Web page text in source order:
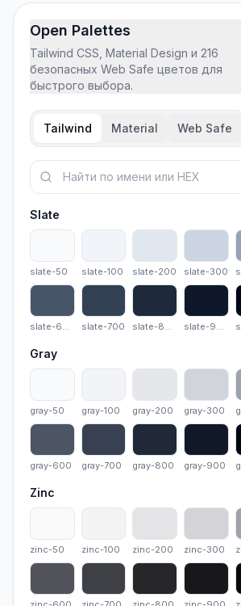
Open Palettes
Tailwind CSS, Material Design и 216
безопасных Web Safe цветов для
быстрого выбора.
Tailwind Material Web Safe
Поиск цвета в палитрах
Slate
slate-50
slate-50
slate-100
slate-100
slate-200
slate-200
slate-
slate-300
slate-600
slate-600
slate-700
slate-700
slate-800
slate-800 slate-900
Gray
gray-50
gray-50
gray-100
gray-100
gray-200
gray-200
gray-
gray-300
gray-600
gray-600
gray-700
gray-700
gray-800
gray-800
gray-
gray-900
Zinc
zinc-50
zinc-50
zinc-100
zinc-100
zinc-200
zinc-200
zinc-
zinc-300
zinc-600 zinc-700 zinc-800 zinc-